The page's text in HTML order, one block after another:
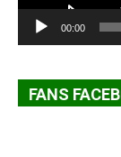
00:00
FANS